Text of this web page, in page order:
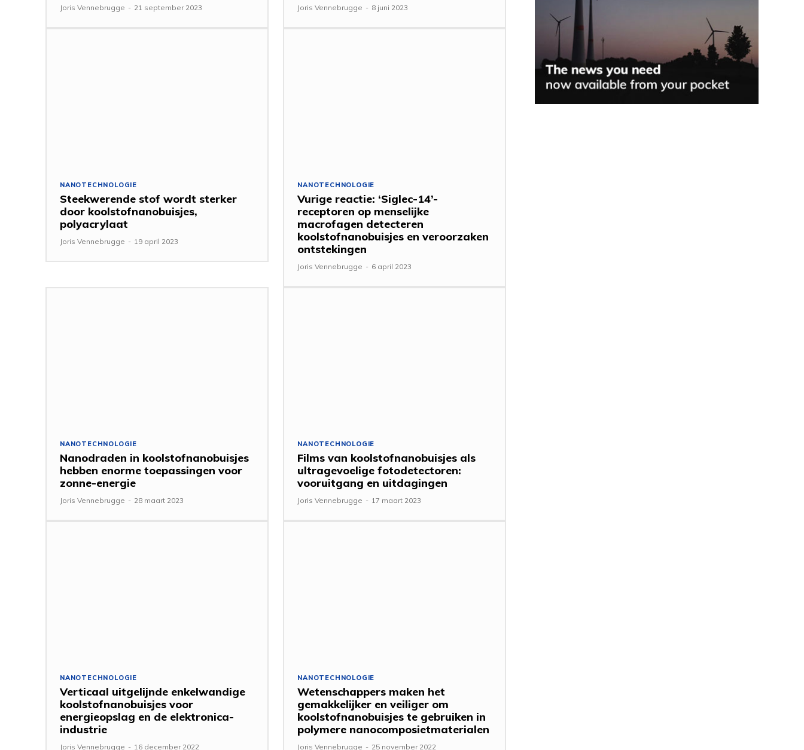
Joris Vennebrugge - 21 september 2023 Joris Vennebrugge - 8 juni 2023
NANOTECHNOLOGIE
Steekwerende stof wordt sterker
door koolstofnanobuisjes,
polyacrylaat
Joris Vennebrugge - 19 april 2023
NANOTECHNOLOGIE
Vurige reactie: ‘Siglec-14’-
receptoren op menselijke
macrofagen detecteren
koolstofnanobuisjes en veroorzaken
ontstekingen
Joris Vennebrugge - 6 april 2023
NANOTECHNOLOGIE
Nanodraden in koolstofnanobuisjes
hebben enorme toepassingen voor
zonne-energie
Joris Vennebrugge - 28 maart 2023
NANOTECHNOLOGIE
Films van koolstofnanobuisjes als
ultragevoelige fotodetectoren:
vooruitgang en uitdagingen
Joris Vennebrugge - 17 maart 2023
NANOTECHNOLOGIE
Verticaal uitgelijnde enkelwandige
koolstofnanobuisjes voor
energieopslag en de elektronica-
industrie
Joris Vennebrugge - 16 december 2022
NANOTECHNOLOGIE
Wetenschappers maken het
gemakkelijker en veiliger om
koolstofnanobuisjes te gebruiken in
polymere nanocomposietmaterialen
Joris Vennebrugge - 25 november 2022